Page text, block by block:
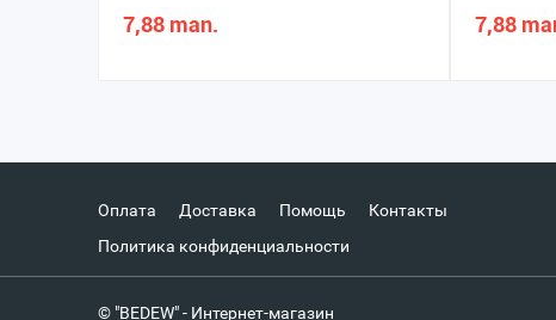
7,88 man. 7,88
Оплата Доставка Помощь
Контакты
Политика конфиденциальности
© "BEDEW" - Интернет-магазин